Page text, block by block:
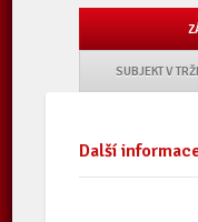
SUBJEKT V
Další